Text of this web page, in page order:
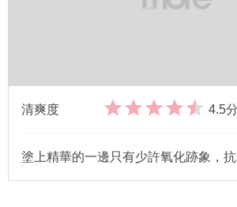
清爽度 4.5分
塗上精華的一邊只有少許氧化跡象，抗